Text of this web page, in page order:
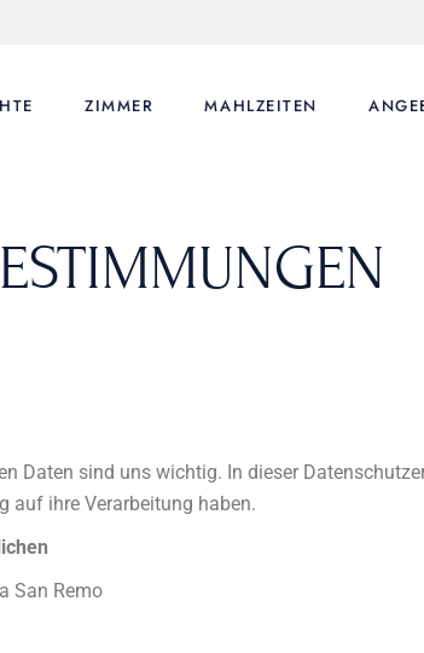
ZIMMER MAHLZEITEN
Daten sind uns wichtig. In dieser
auf ihre Verarbeitung haben.
San Remo